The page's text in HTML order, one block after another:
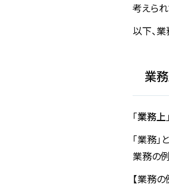
考えら
以下、
業
「業務上
「業務
業務の
【業務の